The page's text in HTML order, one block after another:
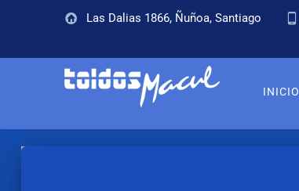
Las Dalias 1866, Ñuñoa, Santiago
INICIO